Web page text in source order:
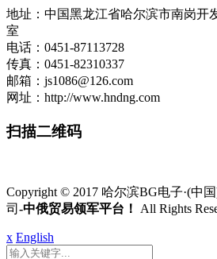
地址：中国黑龙江省哈尔滨市南岗开
室
电话：0451-87113728
传真：0451-82310337
邮箱：js1086@126.com
网址：http://www.hndng.com
扫描二维码
Copyright © 2017 哈尔滨BG电子·(中
司 -中俄贸易领军平台！ All Rights
x English